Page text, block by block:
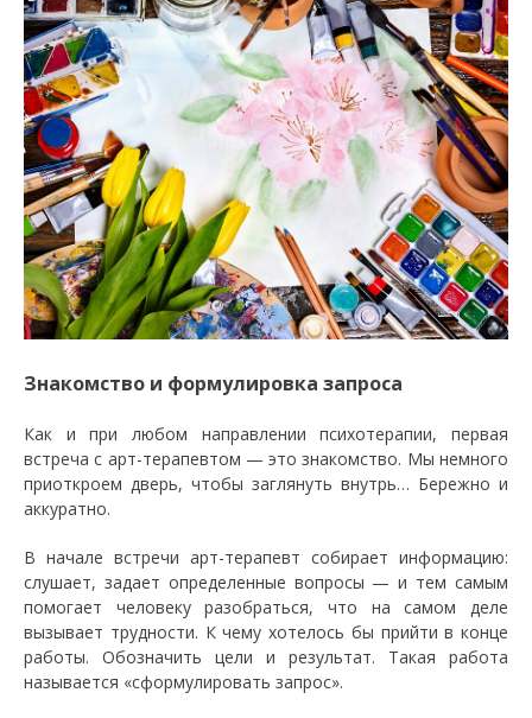
Знакомство и формулировка запроса
Как и при любом направлении психотерапии, первая
встреча с арт-терапевтом — это знакомство. Мы немного
приоткроем дверь, чтобы заглянуть внутрь… Бережно и
аккуратно.
В начале встречи арт-терапевт собирает информацию:
слушает, задает определенные вопросы — и тем самым
помогает человеку разобраться, что на самом деле
вызывает трудности. К чему хотелось бы прийти в конце
работы. Обозначить цели и результат. Такая работа
называется «сформулировать запрос».